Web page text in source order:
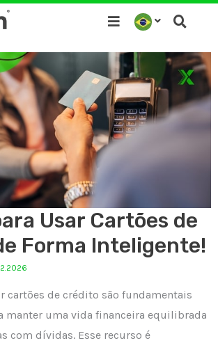
Usar Cartões de
Forma Inteligente!
cartões de crédito são fundamentais
manter uma vida financeira equilibrada
com dívidas. Esse recurso é